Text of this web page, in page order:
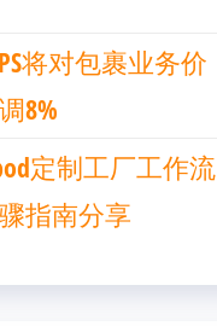
将对包裹业务价
8%
定制工厂工作流
指南分享